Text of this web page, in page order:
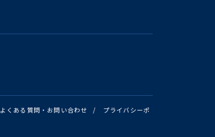
よくある質問・お問い合わせ /
プライバシーポ